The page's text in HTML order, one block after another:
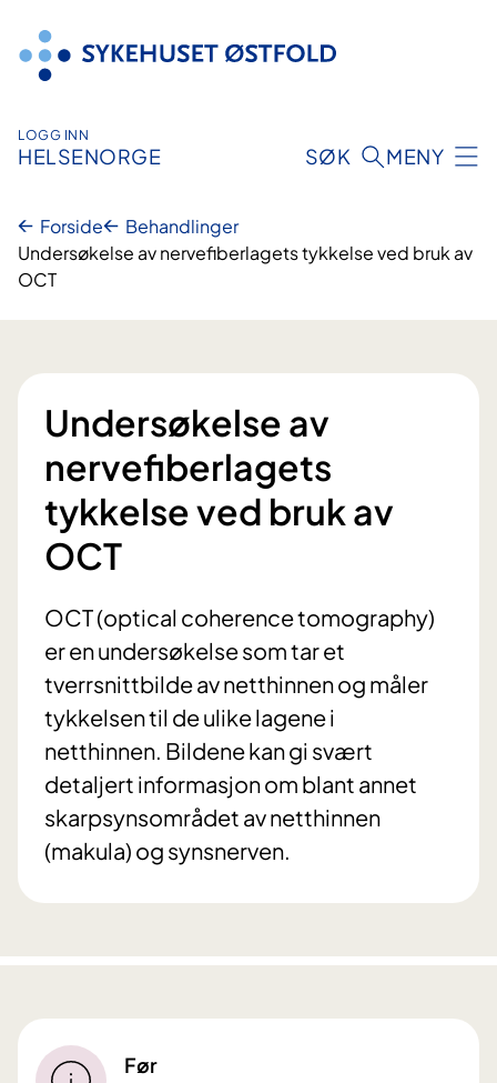
innhold
LOGG INN
HELSENORGE SØK MENY
Forside
Behandlinger
Undersøkelse av nervefiberlagets tykkelse ved bruk av
OCT
Undersøkelse av
nervefiberlagets
tykkelse ved bruk av
OCT
OCT (optical coherence tomography)
er en undersøkelse som tar et
tverrsnittbilde av netthinnen og måler
tykkelsen til de ulike lagene i
netthinnen. Bildene kan gi svært
detaljert informasjon om blant annet
skarpsynsområdet av netthinnen
(makula) og synsnerven.
Før